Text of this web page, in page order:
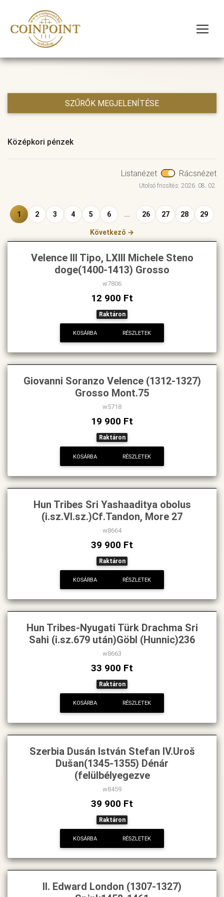
SZŰRŐK MEGJELENÍTÉSE
Középkori pénzek
Listanézet Rácsnézet
Utolsó frissítés: 2026. 08. 02.
1 2 3 4 5 6 ... 26 27 28
29
Következő →
Velence III Tipo, LXIII Michele Steno
doge(1400-1413) Grosso
w7806
12 900 Ft
Raktáron
KOSÁRBA RÉSZLETEK
Giovanni Soranzo Velence (1312-1327)
Grosso Mont.75
w5718
19 900 Ft
Raktáron
KOSÁRBA RÉSZLETEK
Hun Tribes Sri Yashaaditya obolus
(i.sz.VI.sz.)Cf.Tandon, More 27
w8664
39 900 Ft
Raktáron
KOSÁRBA RÉSZLETEK
Hun Tribes-Nyugati Türk Drachma Sri
Sahi (i.sz.679 után)Göbl (Hunnic)236
w8663
33 900 Ft
Raktáron
KOSÁRBA RÉSZLETEK
Szerbia Dusán István Stefan IV.Uroš
Dušan(1345-1355) Dénár
(felülbélyegezve
w8459
39 900 Ft
Raktáron
KOSÁRBA RÉSZLETEK
II. Edward London (1307-1327)